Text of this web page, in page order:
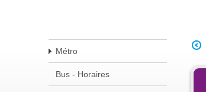
Métro
Bus - Horaires